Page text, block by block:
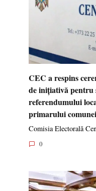
CEC a respins
de inițiativă pentru
referendumului
primarului
Comisia Electorală
0